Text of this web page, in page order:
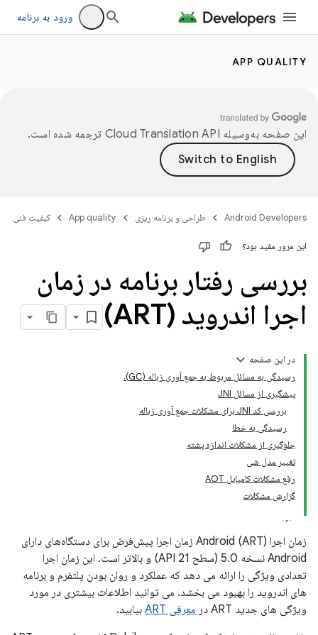
ورود به برنامه
APP QUALITY
این صفحه به‌وسیله ترجمه شده است.
Android Developers طراحی و برنامه ریزی App quality کیفیت فنی
این مرور مفید بود؟
بررسی رفتار برنامه در زمان
اجرا اندروید (ART)
در این صفحه
رسیدگی به مسائل مربوط به جمع آوری زباله (GC).
پیشگیری از مسائل JNI
بررسی کد JNI برای مشکلات جمع آوری زباله
رسیدگی به خطا
جلوگیری از مشکلات اندازه پشته
تغییر مدل شی
رفع مشکلات کامپایل AOT
گزارش مشکلات
زمان اجرا Android (ART) زمان اجرا پیش‌فرض برای دستگاه‌های دارای
Android نسخه 5.0 (سطح API 21) و بالاتر است. این زمان اجرا
تعدادی ویژگی را ارائه می دهد که عملکرد و روان بودن پلتفرم و برنامه
های اندروید را بهبود می بخشد. می توانید اطلاعات بیشتری در مورد
ویژگی های جدید ART در
معرفی ART
بیابید.